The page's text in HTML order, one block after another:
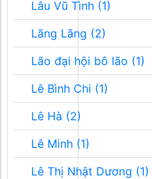
Lâu Vũ Tình (1)
Lãng Lãng (2)
Lão đại hội bô lão (1)
Lê Bình Chi (1)
Lê Hà (2)
Lê Minh (1)
Lê Thị Nhật Dương (1)